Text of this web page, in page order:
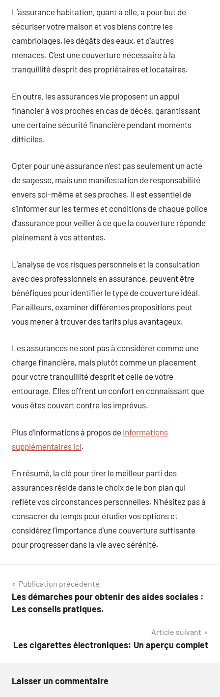
L’assurance habitation, quant à elle, a pour but de
sécuriser votre maison et vos biens contre les
cambriolages, les dégâts des eaux, et d’autres
menaces. C’est une couverture nécessaire à la
tranquillité d’esprit des propriétaires et locataires.
En outre, les assurances vie proposent un appui
financier à vos proches en cas de décès, garantissant
une certaine sécurité financière pendant moments
difficiles.
Opter pour une assurance n’est pas seulement un acte
de sagesse, mais une manifestation de responsabilité
envers soi-même et ses proches. Il est essentiel de
s’informer sur les termes et conditions de chaque police
d’assurance pour veiller à ce que la couverture réponde
pleinement à vos attentes.
L’analyse de vos risques personnels et la consultation
avec des professionnels en assurance, peuvent être
bénéfiques pour identifier le type de couverture idéal.
Par ailleurs, examiner différentes propositions peut
vous mener à trouver des tarifs plus avantageux.
Les assurances ne sont pas à considérer comme une
charge financière, mais plutôt comme un placement
pour votre tranquillité d’esprit et celle de votre
entourage. Elles offrent un confort en connaissant que
vous êtes couvert contre les imprévus.
Plus d’informations à propos de Informations
supplémentaires ici.
En résumé, la clé pour tirer le meilleur parti des
assurances réside dans le choix de le bon plan qui
reflète vos circonstances personnelles. N’hésitez pas à
consacrer du temps pour étudier vos options et
considérez l’importance d’une couverture suffisante
pour progresser dans la vie avec sérénité.
Navigation
de
Publication précédente
Les démarches pour obtenir des aides sociales :
Les conseils pratiques.
Article suivant
Les cigarettes électroniques: Un aperçu complet
Laisser un commentaire